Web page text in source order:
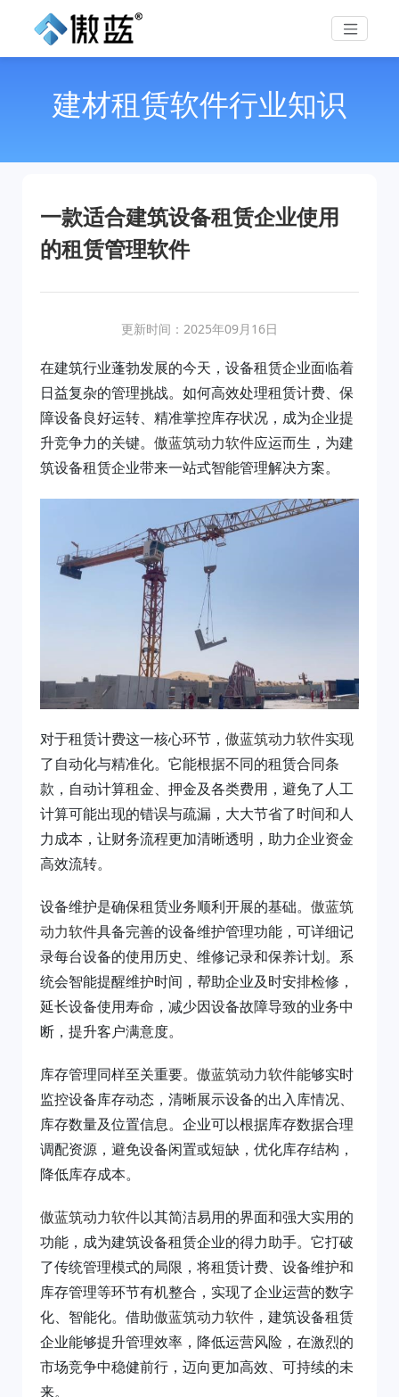
建材租赁软件行业知识
一款适合建筑设备租赁企业使用
的租赁管理软件
更新时间：2025年09月16日
在建筑行业蓬勃发展的今天，设备租赁企业面临着
日益复杂的管理挑战。如何高效处理租赁计费、保
障设备良好运转、精准掌控库存状况，成为企业提
升竞争力的关键。 傲蓝筑动力软件应运而生，为建
筑设备租赁企业带来一站式智能管理解决方案。
对于租赁计费这一核心环节， 傲蓝筑动力软件实现
了自动化与精准化。它能根据不同的租赁合同条
款，自动计算租金、押金及各类费用，避免了人工
计算可能出现的错误与疏漏，大大节省了时间和人
力成本，让财务流程更加清晰透明，助力企业资金
高效流转。
设备维护是确保租赁业务顺利开展的基础。 傲蓝筑
动力软件具备完善的设备维护管理功能，可详细记
录每台设备的使用历史、维修记录和保养计划。系
统会智能提醒维护时间，帮助企业及时安排检修，
延长设备使用寿命，减少因设备故障导致的业务中
断，提升客户满意度。
库存管理同样至关重要。 傲蓝筑动力软件能够实时
监控设备库存动态，清晰展示设备的出入库情况、
库存数量及位置信息。企业可以根据库存数据合理
调配资源，避免设备闲置或短缺，优化库存结构，
降低库存成本。
傲蓝筑动力软件以其简洁易用的界面和强大实用的
功能，成为建筑设备租赁企业的得力助手。它打破
了传统管理模式的局限，将租赁计费、设备维护和
库存管理等环节有机整合，实现了企业运营的数字
化、智能化。借助傲蓝筑动力软件 ，建筑设备租赁
企业能够提升管理效率，降低运营风险，在激烈的
市场竞争中稳健前行，迈向更加高效、可持续的未
来。